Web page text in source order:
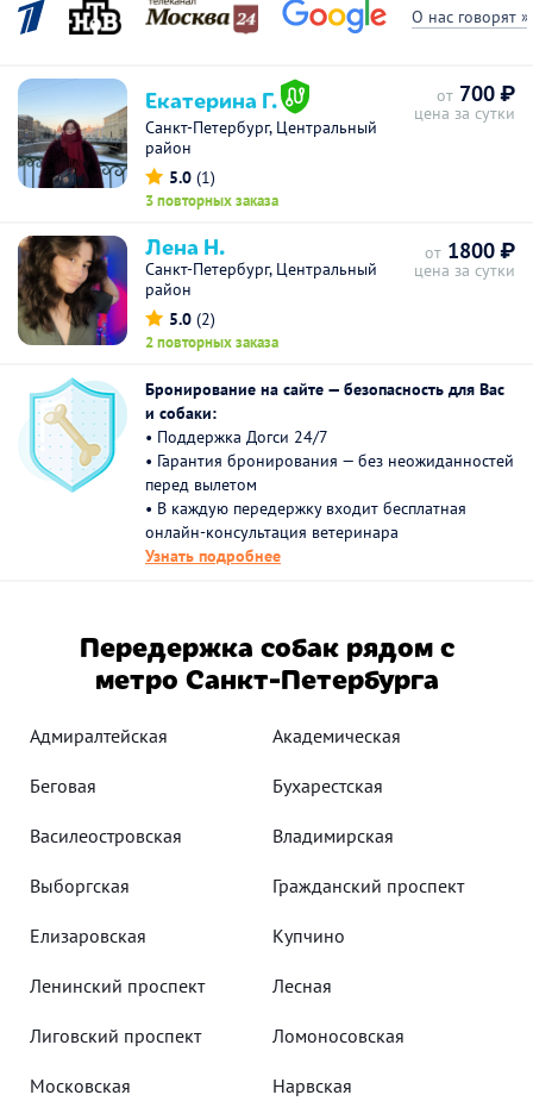
О нас говорят »
Екатерина Г.
Санкт-Петербург, Центральный
район
5.0 (1)
3 повторных заказа
от 700 ₽
цена за сутки
Лена Н.
Санкт-Петербург, Центральный
район
5.0 (2)
2 повторных заказа
от 1800 ₽
цена за сутки
Бронирование на сайте — безопасность для Вас
и собаки:
• Поддержка Догси 24/7
• Гарантия бронирования — без неожиданностей
перед вылетом
• В каждую передержку входит бесплатная
онлайн-консультация ветеринара
Узнать подробнее
Передержка собак рядом с
метро Санкт-Петербурга
Адмиралтейская Академическая
Беговая Бухарестская
Василеостровская Владимирская
Выборгская Гражданский проспект
Елизаровская Купчино
Ленинский проспект Лесная
Лиговский проспект Ломоносовская
Московская Нарвская